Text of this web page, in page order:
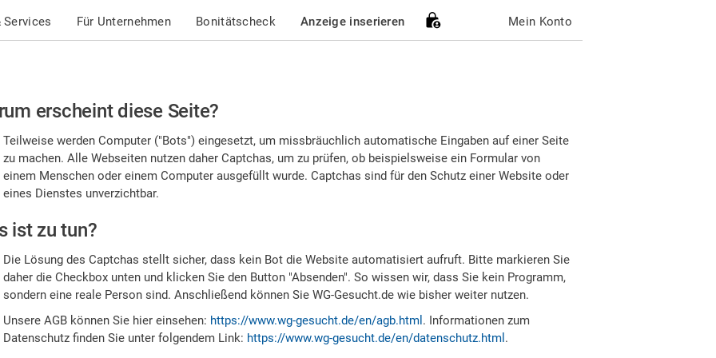
Services Für Unternehmen Bonitätscheck Anzeige inserieren Mein Konto
erscheint diese Seite?
Teilweise werden Computer ("Bots") eingesetzt, um missbräuchlich automatische Eingaben auf einer Seite
zu machen. Alle Webseiten nutzen daher Captchas, um zu prüfen, ob beispielsweise ein Formular von
einem Menschen oder einem Computer ausgefüllt wurde. Captchas sind für den Schutz einer Website oder
eines Dienstes unverzichtbar.
ist zu tun?
Die Lösung des Captchas stellt sicher, dass kein Bot die Website automatisiert aufruft. Bitte markieren Sie
daher die Checkbox unten und klicken Sie den Button "Absenden". So wissen wir, dass Sie kein Programm,
sondern eine reale Person sind. Anschließend können Sie WG-Gesucht.de wie bisher weiter nutzen.
Unsere AGB können Sie hier einsehen: https://www.wg-gesucht.de/en/agb.html . Informationen zum
Datenschutz finden Sie unter folgendem Link: https://www.wg-gesucht.de/en/datenschutz.html .